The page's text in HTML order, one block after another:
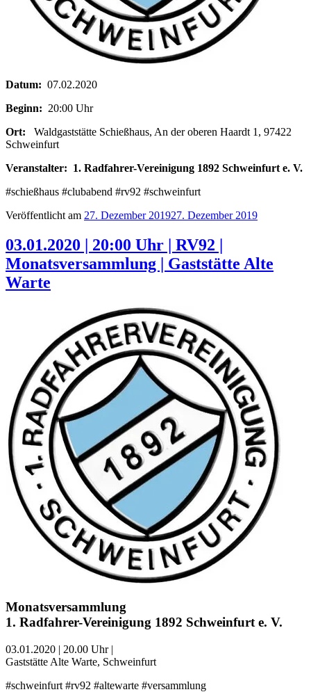
Datum: 07.02.2020
Beginn: 20:00 Uhr
Ort: Waldgaststätte Schießhaus, An der oberen Haardt 1, 97422
Schweinfurt
Veranstalter: 1. Radfahrer-Vereinigung 1892 Schweinfurt e. V.
#schießhaus #clubabend #rv92 #schweinfurt
Veröffentlicht am 27. Dezember 201927. Dezember 2019
03.01.2020 | 20:00 Uhr | RV92 |
Monatsversammlung | Gaststätte Alte
Warte
Monatsversammlung
1. Radfahrer-Vereinigung 1892 Schweinfurt e. V.
03.01.2020 | 20.00 Uhr |
Gaststätte Alte Warte, Schweinfurt
#schweinfurt #rv92 #altewarte #versammlung